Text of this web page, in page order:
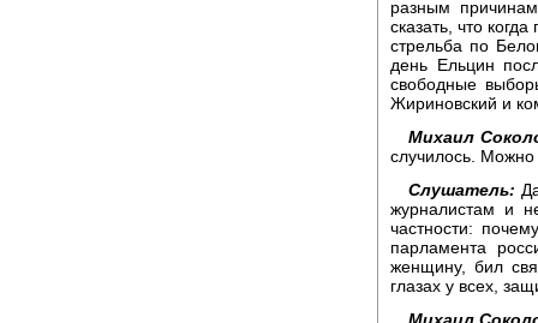
разным
сказать, что
стрельба по
день Ельцин
свободные
Жириновский и
Михаил
случилось.
Слушатель:
журналистам и
частности:
парламента
женщину, бил
глазах у всех,
Михаил